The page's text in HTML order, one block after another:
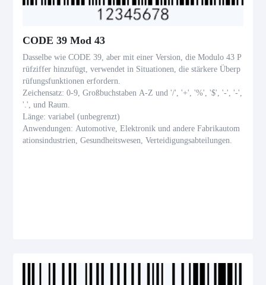
CODE 39 Mod 43
Dasselbe wie CODE 39, aber mit einer Version, die Modulo 43 P
rüfziffer hinzufügt, verwendet in Situationen, die stärkere Überp
rüfungsfunktionen erfordern.
Zeichensatz: 0-9, Großbuchstaben A-Z und '/', '+', '%', '$', '-', '-',
'.', und Raum.
Länge: variabel (unbegrenzt)
Anwendungen: Automotive, Elektronik und andere Fabrikautom
ationsindustrien, Gesundheitswesen, Verteidigungsabteilungen.